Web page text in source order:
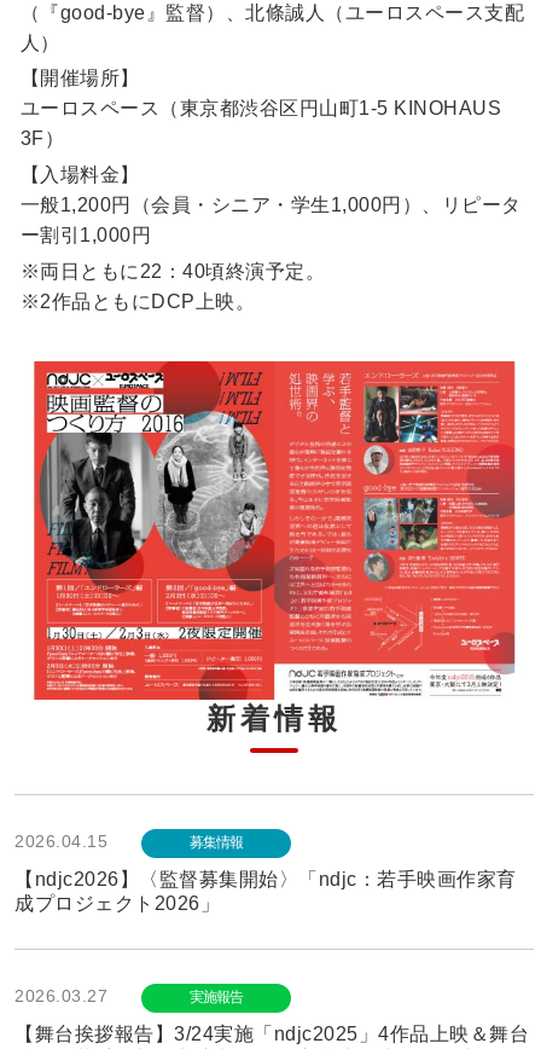
（『good-bye』監督）、北條誠人（ユーロスペース支配
人）
【開催場所】
ユーロスペース（東京都渋谷区円山町1-5 KINOHAUS
3F）
【入場料金】
一般1,200円（会員・シニア・学生1,000円）、リピータ
ー割引1,000円
※両日ともに22：40頃終演予定。
※2作品ともにDCP上映。
新着情報
2026.04.15 募集情報
【ndjc2026】〈監督募集開始〉「ndjc：若手映画作家育
成プロジェクト2026」
2026.03.27 実施報告
【舞台挨拶報告】3/24実施「ndjc2025」4作品上映＆舞台